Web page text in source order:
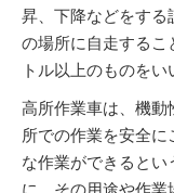
昇、下降などをする
の場所に自走するこ
トル以上のものをい
高所作業車は、機動
所での作業を安全
な作業ができるとい
に、その用途や作業